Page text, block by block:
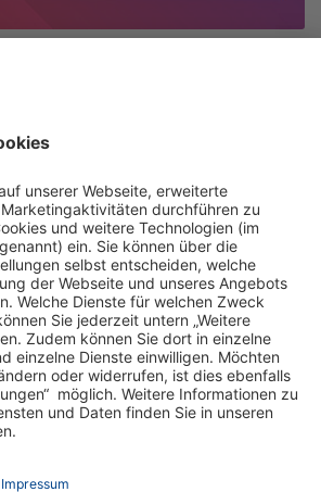
Berlin | 21. & 22.
in Berlin am Stand B5!